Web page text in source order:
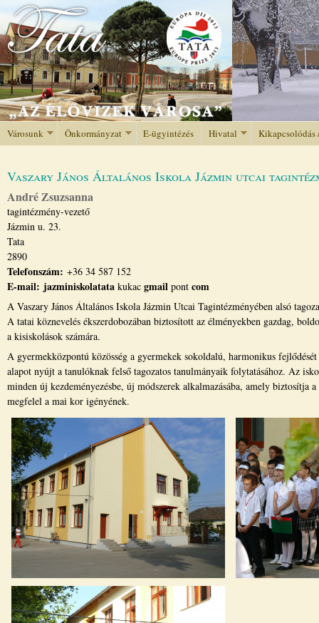
Jump to navigation
Városunk Önkormányzat E-ügyintézés Hivatal Kikapcsolódás
Vaszary János Általános Iskola Jázmin utcai
André Zsuzsanna
tagintézmény-vezető
Jázmin u. 23.
Tata
2890
Telefonszám: +36 34 587 152
E-mail: jazminiskolatata kukac gmail pont com
A Vaszary János Általános Iskola Jázmin Utcai Tagintézményében alsó
A tatai köznevelés ékszerdobozában biztosított az élményekben gazdag,
a kisiskolások számára.
A gyermekközpontú közösség a gyermekek sokoldalú, harmonikus
alapot nyújt a tanulóknak felső tagozatos tanulmányaik folytatásához. Az
minden új kezdeményezésbe, új módszerek alkalmazásába, amely biztosítja
megfelel a mai kor igényének.